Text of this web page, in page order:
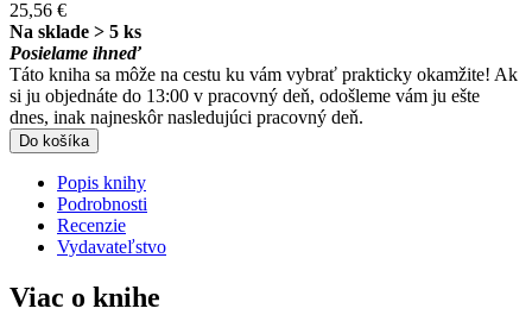
25,56 €
Na sklade > 5 ks
Posielame ihneď
Táto kniha sa môže na cestu ku vám vybrať prakticky okamžite! Ak
si ju objednáte do 13:00 v pracovný deň, odošleme vám ju ešte
dnes, inak najneskôr nasledujúci pracovný deň.
Do košíka
Popis knihy
Podrobnosti
Recenzie
Vydavateľstvo
Viac o knihe